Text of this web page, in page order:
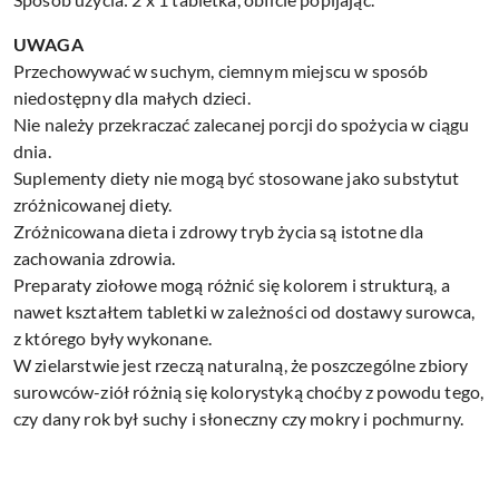
UWAGA
Przechowywać w suchym, ciemnym miejscu w sposób
niedostępny dla małych dzieci.
Nie należy przekraczać zalecanej porcji do spożycia w ciągu
dnia.
Suplementy diety nie mogą być stosowane jako substytut
zróżnicowanej diety.
Zróżnicowana dieta i zdrowy tryb życia są istotne dla
zachowania zdrowia.
Preparaty ziołowe mogą różnić się kolorem i strukturą, a
nawet kształtem tabletki w zależności od dostawy surowca,
z którego były wykonane.
W zielarstwie jest rzeczą naturalną, że poszczególne zbiory
surowców-ziół różnią się kolorystyką choćby z powodu tego,
czy dany rok był suchy i słoneczny czy mokry i pochmurny.